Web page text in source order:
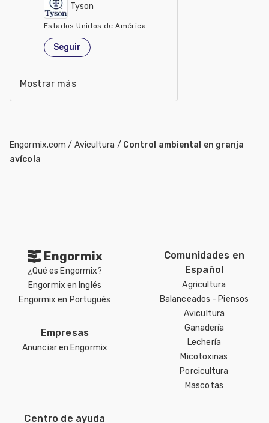
Tyson
Estados Unidos de América
Seguir
Mostrar más
Engormix.com / Avicultura / Control ambiental en granja
avícola
Engormix
¿Qué es Engormix?
Engormix en Inglés
Engormix en Portugués
Empresas
Anunciar en Engormix
Comunidades en
Español
Agricultura
Balanceados - Piensos
Avicultura
Ganadería
Lechería
Micotoxinas
Porcicultura
Mascotas
Centro de ayuda